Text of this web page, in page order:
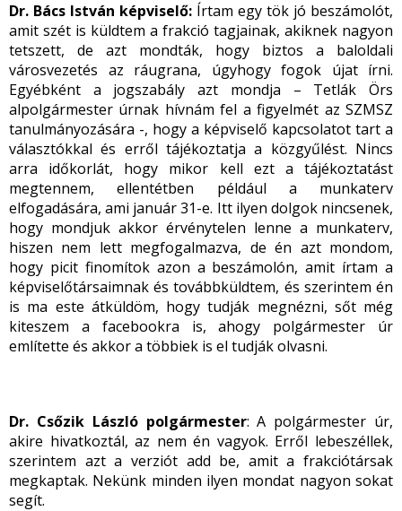
Dr. Bács István képviselő: Írtam egy tök jó beszámolót,
amit szét is küldtem a frakció tagjainak, akiknek nagyon
tetszett, de azt mondták, hogy biztos a baloldali
városvezetés az ráugrana, úgyhogy fogok újat írni.
Egyébként a jogszabály azt mondja – Tetlák Örs
alpolgármester úrnak hívnám fel a figyelmét az SZMSZ
tanulmányozására -, hogy a képviselő kapcsolatot tart a
választókkal és erről tájékoztatja a közgyűlést. Nincs
arra időkorlát, hogy mikor kell ezt a tájékoztatást
megtennem, ellentétben például a munkaterv
elfogadására, ami január 31-e. Itt ilyen dolgok nincsenek,
hogy mondjuk akkor érvénytelen lenne a munkaterv,
hiszen nem lett megfogalmazva, de én azt mondom,
hogy picit finomítok azon a beszámolón, amit írtam a
képviselőtársaimnak és továbbküldtem, és szerintem én
is ma este átküldöm, hogy tudják megnézni, sőt még
kiteszem a facebookra is, ahogy polgármester úr
említette és akkor a többiek is el tudják olvasni.
Dr. Csőzik László polgármester: A polgármester úr,
akire hivatkoztál, az nem én vagyok. Erről lebeszéllek,
szerintem azt a verziót add be, amit a frakciótársak
megkaptak. Nekünk minden ilyen mondat nagyon sokat
segít.